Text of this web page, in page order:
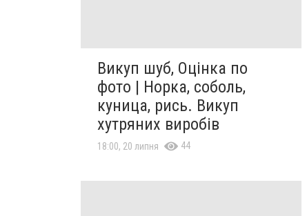
Викуп шуб, Оцінка по
фото | Норка, соболь,
куница, рись. Викуп
хутряних виробів
18:00, 20 липня 44